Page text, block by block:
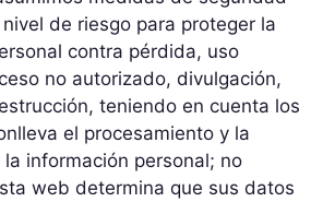
de riesgo para proteger la
contra pérdida, uso
no autorizado, divulgación,
teniendo en cuenta los
el procesamiento y la
información personal; no
web determina que sus datos